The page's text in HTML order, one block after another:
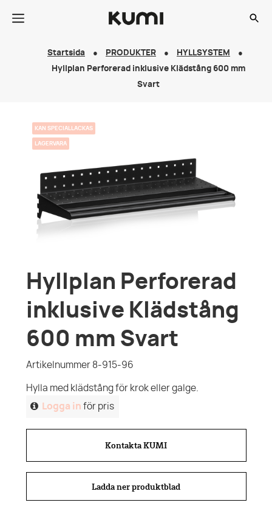
Startsida PRODUKTER
HYLLSYSTEM
Hyllplan Perforerad inklusive Klädstång 600 mm
Svart
KAN SPECIALLACKAS
LAGERVARA
Hyllplan Perforerad
inklusive Klädstång
600 mm Svart
Artikelnummer 8-915-96
Hylla med klädstång för krok eller galge.
Logga in för pris
Kontakta KUMI
Ladda ner produktblad